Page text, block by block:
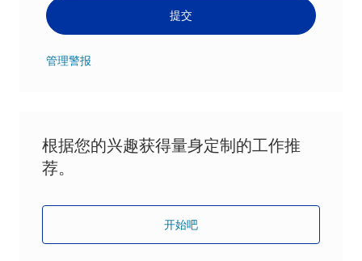
提交
管理警报
根据您的兴趣获得量身定制的工作推
荐。
开始吧